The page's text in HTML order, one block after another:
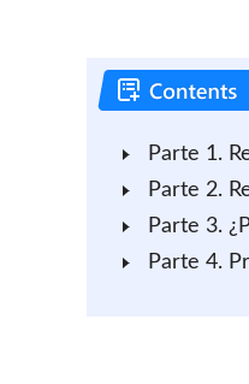
Parte 1.
Parte 2.
Parte 3.
Parte 4.